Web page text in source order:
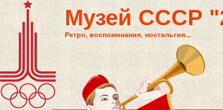
Музей СССР
Ретро, воспоминания, ностальгия...